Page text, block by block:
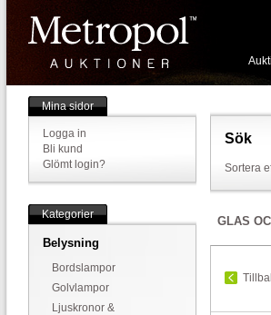
Mina sidor
Logga in
Bli kund
Glömt login?
Kategorier
Belysning
Bordslampor
Golvlampor
Ljuskronor &
Sök
Sortera
GLAS